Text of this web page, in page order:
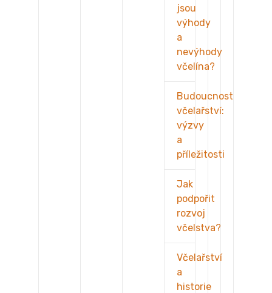
jsou
výhody
a
nevýhody
včelína?
Budoucnost
včelařství:
výzvy
a
příležitosti
Jak
podpořit
rozvoj
včelstva?
Včelařství
a
historie